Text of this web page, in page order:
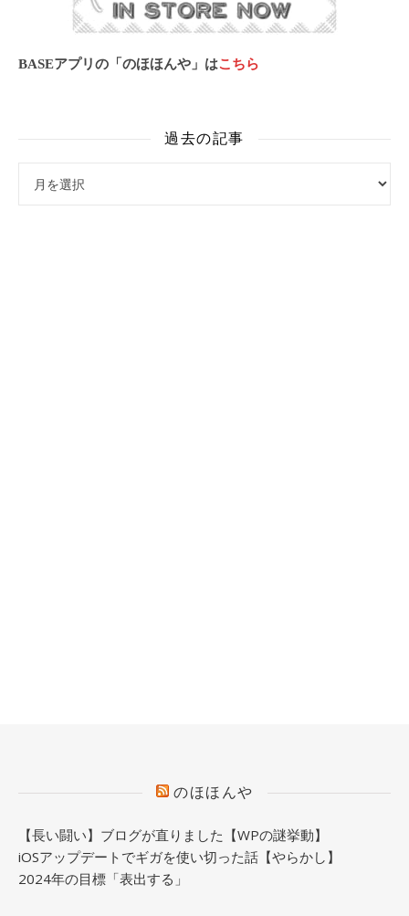
BASEアプリの「のほほんや」はこちら
過去の記事
のほほんや
【長い闘い】ブログが直りました【WPの謎挙動】
iOSアップデートでギガを使い切った話【やらかし】
2024年の目標「表出する」